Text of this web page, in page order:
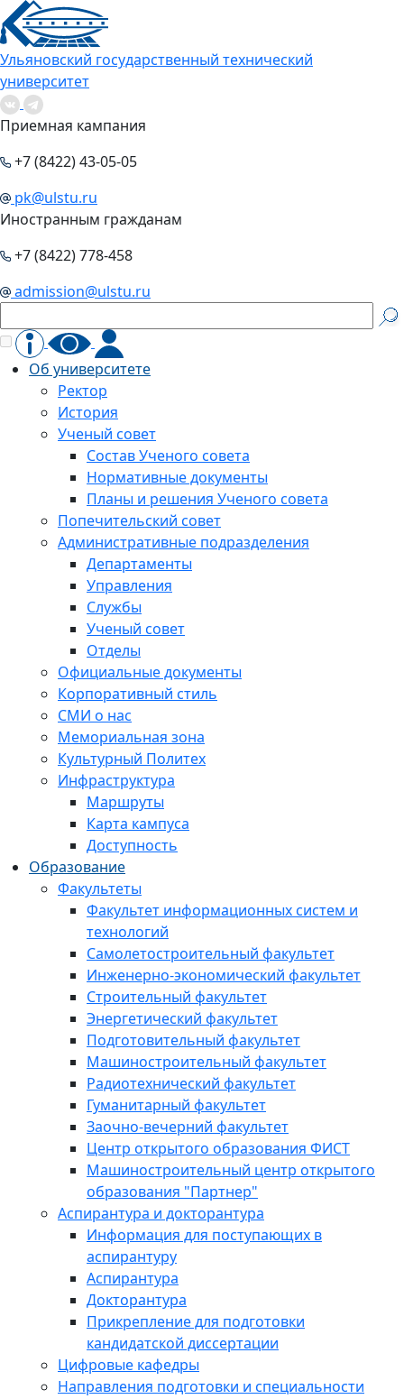
Ульяновский государственный технический
университет
Приемная кампания
+7 (8422) 43-05-05
pk@ulstu.ru
Иностранным гражданам
+7 (8422) 778-458
admission@ulstu.ru
Об университете
Ректор
История
Ученый совет
Состав Ученого совета
Нормативные документы
Планы и решения Ученого совета
Попечительский совет
Административные подразделения
Департаменты
Управления
Службы
Ученый совет
Отделы
Официальные документы
Корпоративный стиль
СМИ о нас
Мемориальная зона
Культурный Политех
Инфраструктура
Маршруты
Карта кампуса
Доступность
Образование
Факультеты
Факультет информационных систем и
технологий
Самолетостроительный факультет
Инженерно-экономический факультет
Строительный факультет
Энергетический факультет
Подготовительный факультет
Машиностроительный факультет
Радиотехнический факультет
Гуманитарный факультет
Заочно-вечерний факультет
Центр открытого образования ФИСТ
Машиностроительный центр открытого
образования "Партнер"
Аспирантура и докторантура
Информация для поступающих в
аспирантуру
Аспирантура
Докторантура
Прикрепление для подготовки
кандидатской диссертации
Цифровые кафедры
Направления подготовки и специальности